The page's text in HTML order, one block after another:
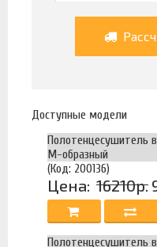
Доступные модели
Полотенцесушитель
М-образный
(Код: 200136)
Цена: 16210р.
Полотенцесушитель